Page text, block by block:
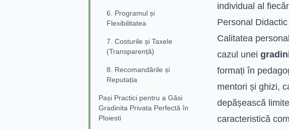
6. Programul și
Flexibilitatea
7. Costurile și Taxele
(Transparență)
8. Recomandările și
Reputația
Pași Practici pentru a Găsi
Gradinita Privata Perfectă în
Ploiesti
individual al
Personal
Calitatea
cazul unei
formați în
mentori și ghizi,
depășească
caracteristică